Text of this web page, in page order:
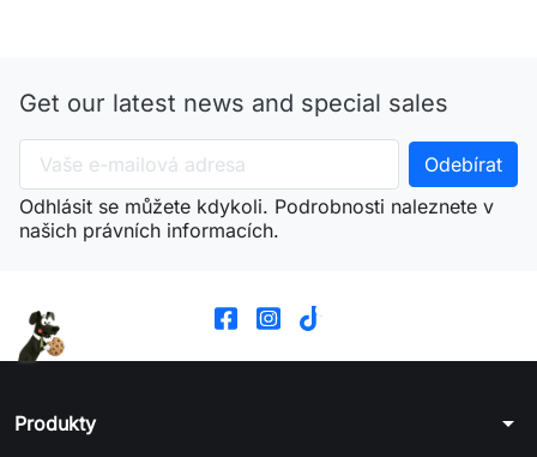
Get our latest news and special sales
Odhlásit se můžete kdykoli. Podrobnosti naleznete v
našich právních informacích.
Produkty arrow_drop_down